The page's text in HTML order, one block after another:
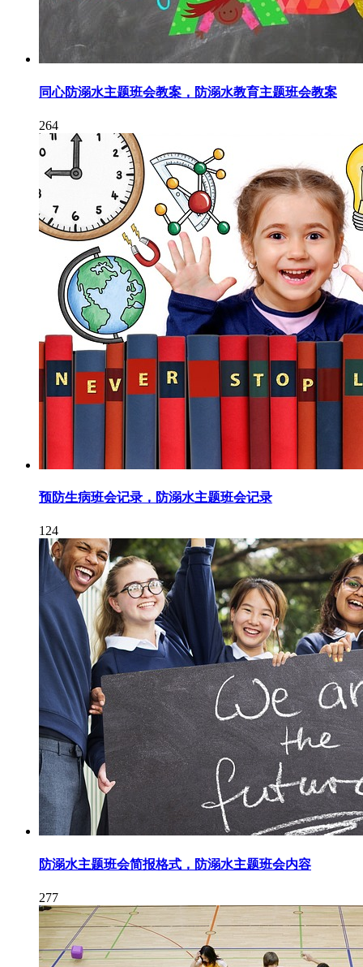
同心防溺水主题班会教案，防溺水教育主题班会教案
264
预防生病班会记录，防溺水主题班会记录
124
防溺水主题班会简报格式，防溺水主题班会内容
277